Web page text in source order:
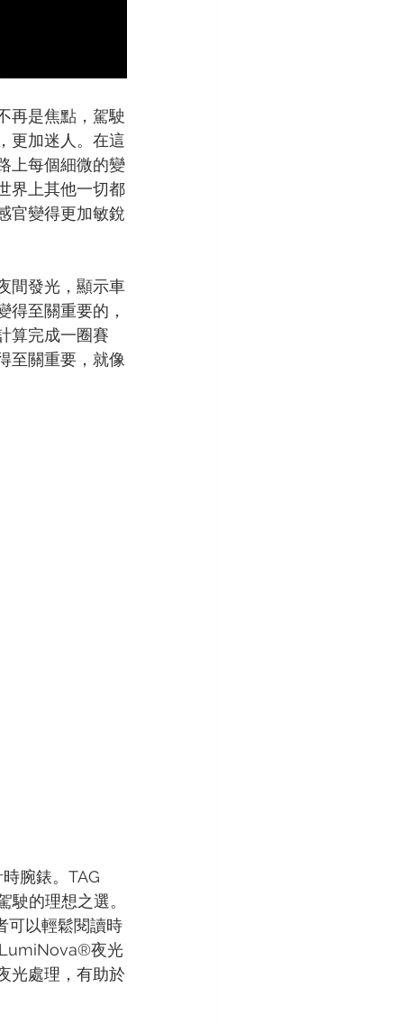
再是焦點，駕駛
更加迷人。在這
上每個細微的變
界上其他一切都
官變得更加敏銳
間發光，顯示車
得至關重要的，
算完成一圈賽
至關重要，就像
腕錶。TAG
的理想之選。
可以輕鬆閱讀時
LumiNova®夜光
光處理，有助於